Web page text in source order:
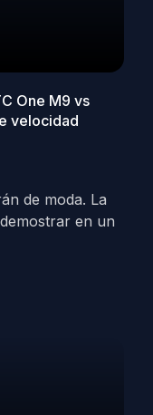
One M9 vs
velocidad
de moda. La
en un